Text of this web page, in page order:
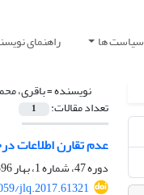
سیاست ها راهنمای
نویسنده =باقری،
تعداد مقالات: 1
عدم تقارن اطلاعات
دوره 47، شماره 1، بهار 1396، صفحه
jlq.2017.61321